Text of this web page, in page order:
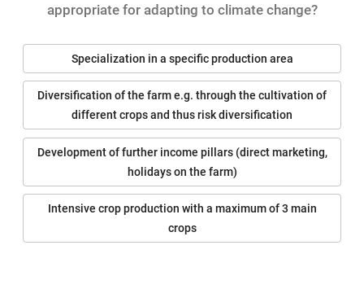
appropriate for adapting to climate change?
Specialization in a specific production area
Diversification of the farm e.g. through the cultivation of
different crops and thus risk diversification
Development of further income pillars (direct marketing,
holidays on the farm)
Intensive crop production with a maximum of 3 main
crops